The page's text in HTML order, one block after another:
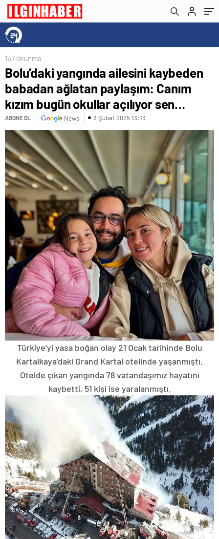
bugün okullar açılıyor sen…
157 okunma
Bolu’daki yangında ailesini kaybeden
babadan ağlatan paylaşım: Canım
kızım bugün okullar açılıyor sen…
ABONE OL News 3 Şubat 2025 13:13
Türkiye’yi yasa boğan olay 21 Ocak tarihinde Bolu
Kartalkaya’daki Grand Kartal otelinde yaşanmıştı.
Otelde çıkan yangında 78 vatandaşımız hayatını
kaybetti, 51 kişi ise yaralanmıştı.